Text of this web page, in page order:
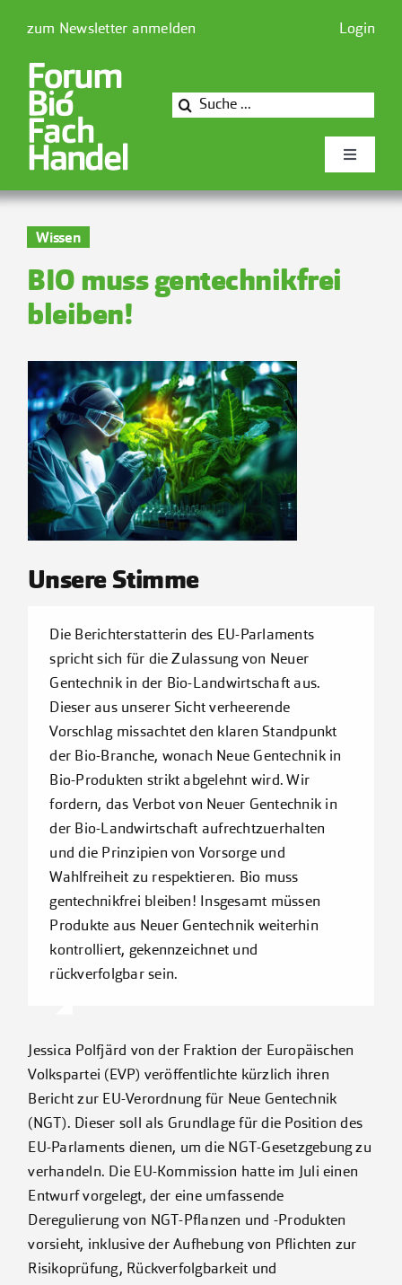
Inhaltzum Newsletter anmelden Login
Suche
Toggle
Forum Biofachhandel
Presse
Kontakt
Wissen
BIO muss gentechnikfrei
bleiben!
Unsere Stimme
Die Berichterstatterin des EU-Parlaments
spricht sich für die Zulassung von Neuer
Gentechnik in der Bio-Landwirtschaft aus.
Dieser aus unserer Sicht verheerende
Vorschlag missachtet den klaren Standpunkt
der Bio-Branche, wonach Neue Gentechnik in
Bio-Produkten strikt abgelehnt wird. Wir
fordern, das Verbot von Neuer Gentechnik in
der Bio-Landwirtschaft aufrechtzuerhalten
und die Prinzipien von Vorsorge und
Wahlfreiheit zu respektieren. Bio muss
gentechnikfrei bleiben! Insgesamt müssen
Produkte aus Neuer Gentechnik weiterhin
kontrolliert, gekennzeichnet und
rückverfolgbar sein.
Jessica Polfjärd von der Fraktion der Europäischen
Volkspartei (EVP) veröffentlichte kürzlich ihren
Bericht zur EU-Verordnung für Neue Gentechnik
(NGT). Dieser soll als Grundlage für die Position des
EU-Parlaments dienen, um die NGT-Gesetzgebung zu
verhandeln. Die EU-Kommission hatte im Juli einen
Entwurf vorgelegt, der eine umfassende
Deregulierung von NGT-Pflanzen und -Produkten
vorsieht, inklusive der Aufhebung von Pflichten zur
Risikoprüfung, Rückverfolgbarkeit und